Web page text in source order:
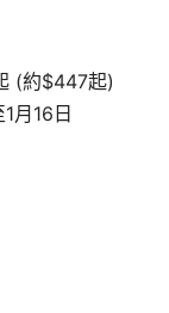
(約$447起)
月16日